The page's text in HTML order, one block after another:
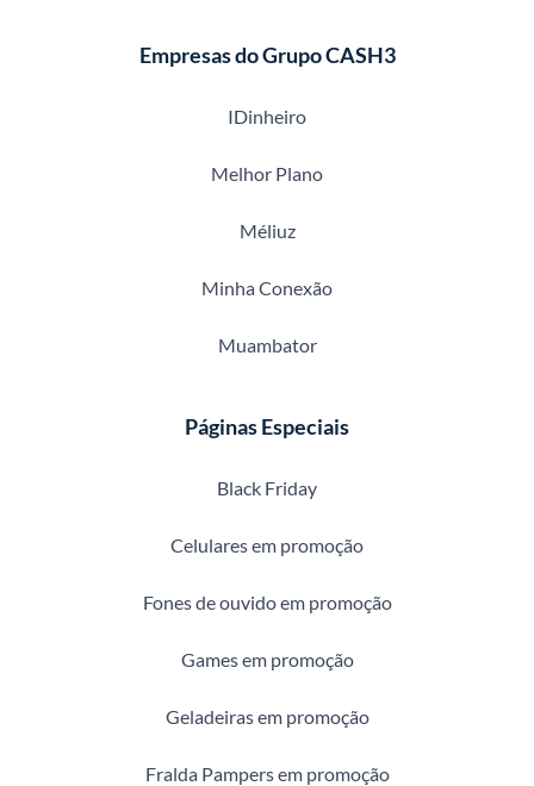
Empresas do Grupo CASH3
IDinheiro
Melhor Plano
Méliuz
Minha Conexão
Muambator
Páginas Especiais
Black Friday
Celulares em promoção
Fones de ouvido em promoção
Games em promoção
Geladeiras em promoção
Fralda Pampers em promoção